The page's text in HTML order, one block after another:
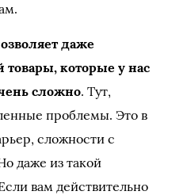
даже
товары, которые у нас
сложно. Тут,
проблемы. Это в
сложности с
даже из такой
вам действительно